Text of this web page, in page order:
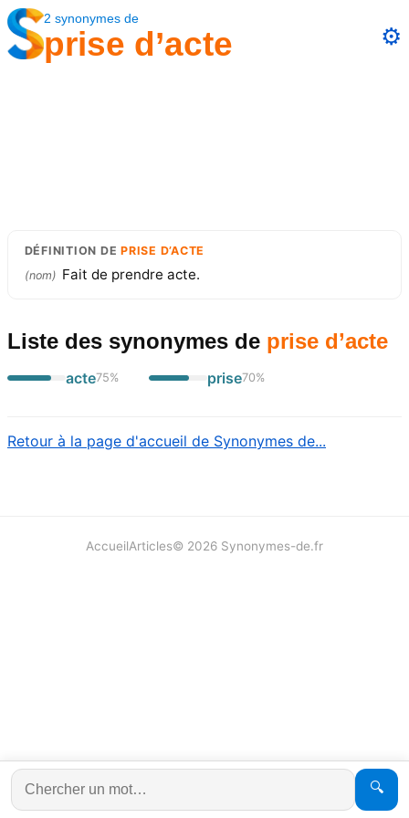
2 synonymes de
prise d’acte ⚙️
DÉFINITION DEPRISE D’ACTE
(nom) Fait de prendre acte.
Liste des synonymes de prise d’acte
acte75% prise70%
Retour à la page d'accueil de Synonymes de...
🔍
AccueilArticles© 2026 Synonymes-de.fr